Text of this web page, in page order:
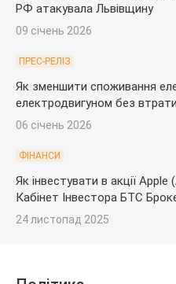
РФ атакувала Львівщину
09 січень 2026
ПРЕС-РЕЛІЗ
Як зменшити споживання
електродвигуном без
06 січень 2026
ФІНАНСИ
Як інвестувати в акції Apple
Кабінет Інвестора БТС
24 листопад 2025